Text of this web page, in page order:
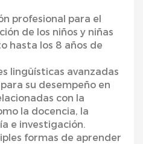
profesional para el
de los niños y niñas
hasta los 8 años de
lingüísticas avanzadas
su desempeño en
con la
la docencia, la
e investigación.
formas de aprender